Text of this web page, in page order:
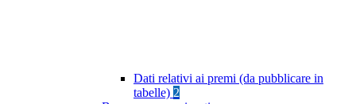
Dati relativi ai premi (da pubblicare in
tabelle) 2